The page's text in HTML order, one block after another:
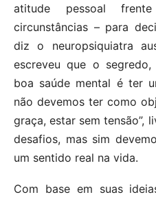
atitude pessoal
circunstâncias – para
diz o neuropsiquiatra
escreveu que o
boa saúde mental é ter
não devemos ter como
graça, estar sem tensão”,
desafios, mas sim
um sentido real na vida.
Com base em suas